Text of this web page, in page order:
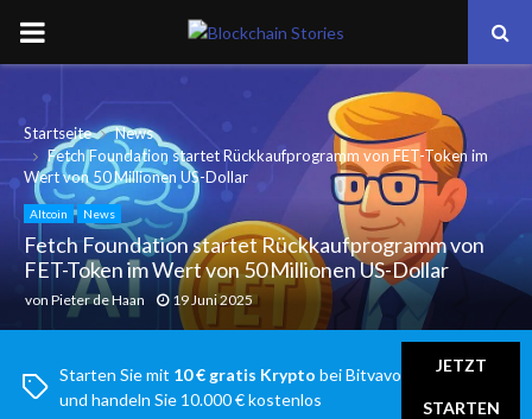
PRIMARY
MENU
Startseite
News
Fetch Foundation startet Rückkaufprogramm von FET-Token im
Wert von 50 Millionen US-Dollar
Altcoin News
Fetch Foundation startet Rückkaufprogramm von
FET-Token im Wert von 50 Millionen US-Dollar
von Pieter de Haan 19 Juni 2025
Starten Sie mit 10 € gratis Krypto bei Bitvavo
und handeln Sie 10.000 € kostenlos
JETZT
STARTEN